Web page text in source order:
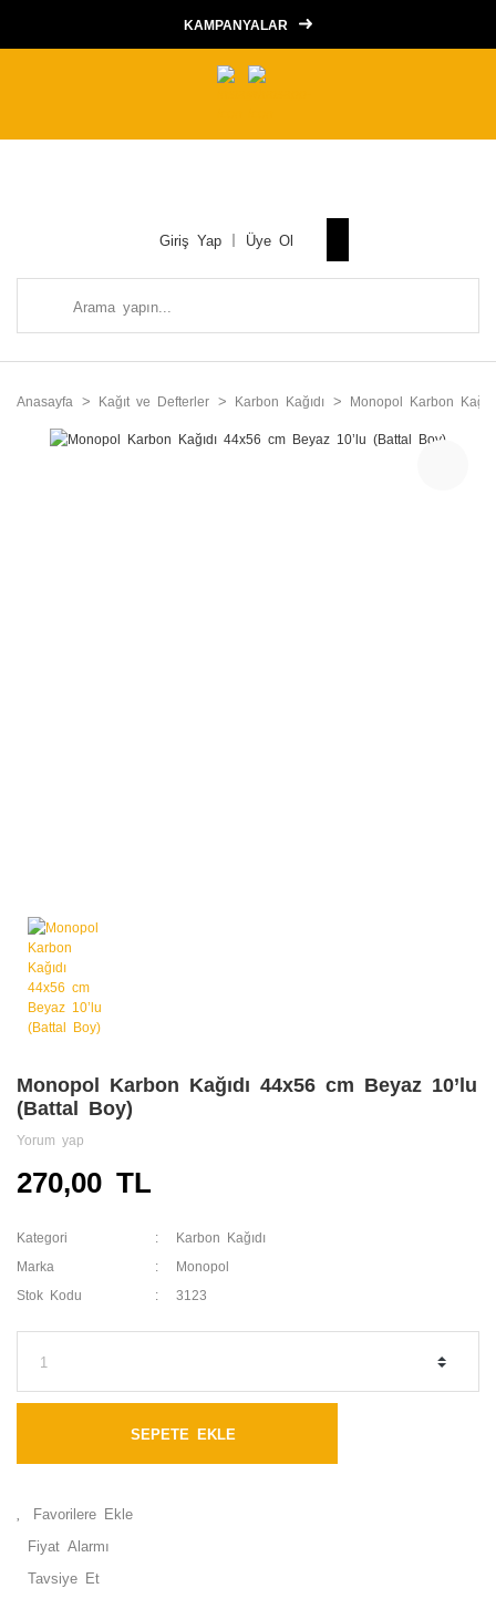
KAMPANYALAR
Giriş Yap Üye Ol
Anasayfa Kağıt ve Defterler Karbon Kağıdı Monopol Karbon
Monopol Karbon Kağıdı 44x56 cm Beyaz 10’lu
(Battal Boy)
Yorum yap
270,00 TL
Kategori Karbon Kağıdı
Marka Monopol
Stok Kodu 3123
SEPETE EKLE
Fiyat Alarmı
Tavsiye Et